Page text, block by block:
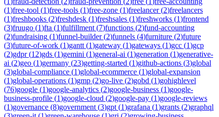
(1)free-tool (1)free-tools (1)free-zone (1)freelancer(2)freelancers
(1)freshbooks (2)freshdesk (1)freshsales (1)freshworks (1)frontend
(3)fruugo (1)fta (1)fulfillment (7)functions (2)fund-accounting
(2)fundraising (1)funnel-builder(2)funnels (4)furniture (2)future
(3)future-of-work (1)gantt (1)gateway (1)gateways (1)gcc (1)gcp
(2)gdpr(12)gds (1)gemini (1)general-ai (1)generation (1)generative-
ai (2)geo (1)germany (23)getting-started (1)github-actions (3)global
(3)global-compliance (1)global-ecommerce (1)global-expansion
(1)global-operations (1)gmp (2)go-live (2)gobd (1)gohighlevel
(76)google (1)google-analytics (2)google-business (1)google-
business-profile (1)google-cloud (2)google-pay (1)google-reviews
(1)governance (8)government (3)gpt (1)grafana (1)grants (2)graphql